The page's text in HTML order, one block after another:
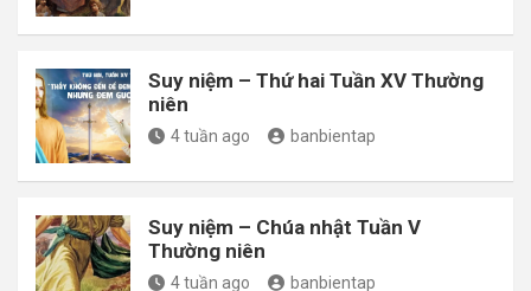
Suy niệm – Thứ hai Tuần XV Thường
niên
4 tuần ago banbientap
Suy niệm – Chúa nhật Tuần V
Thường niên
4 tuần ago banbientap